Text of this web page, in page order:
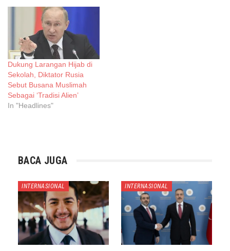
Dukung Larangan Hijab di
Sekolah, Diktator Rusia
Sebut Busana Muslimah
Sebagai ‘Tradisi Alien’
In "Headlines"
BACA JUGA
INTERNASIONAL INTERNASIONAL